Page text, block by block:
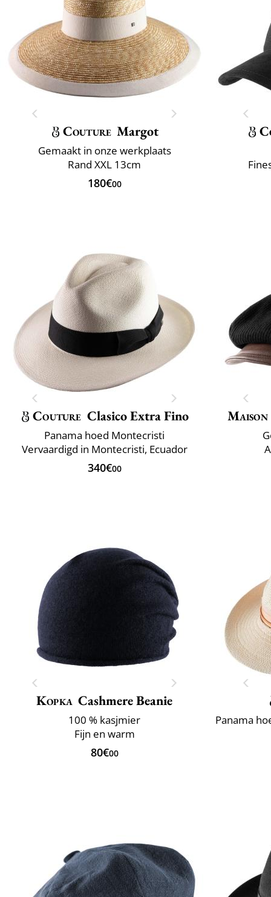
Couture Margot
Gemaakt in onze werkplaats
Rand XXL 13cm
180€00
Couture Clasico Extra Fino
Panama hoed Montecristi
Vervaardigd in Montecristi, Ecuador
340€00
Kopka Cashmere Beanie
100 % kasjmier
Fijn en warm
80€00